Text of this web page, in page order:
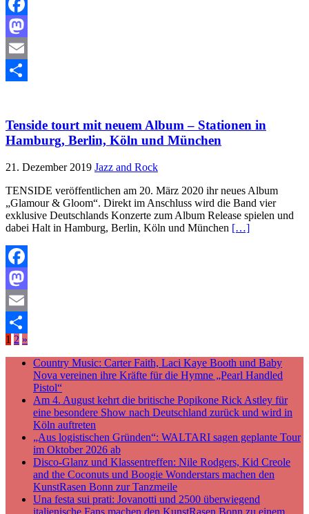
Facebook
Mastodon
Email
Tenside tourt mit neuem Album – Stationen in
Hamburg, Berlin, Köln und München
21. Dezember 2019 Jazz and Rock
TENSIDE veröffentlichen am 20. März 2020 ihr neues Album
„Glamour & Gloom“. Direkt im Anschluss wird die Band vier
exklusive Deutschlands Konzerte zum Album Release spielen und
dabei Halt in Hamburg, Berlin, Köln und München […]
Facebook
Mastodon
Email
Teilen
1 2 »
Country Music: Carter Faith, Laci Kaye Booth und Baby
Nova vereinen ihre Kräfte für die Hymne „Pearl Handled
Pistol“
Am 4. August kehrt die britische Popikone Rick Astley für
eine besondere Show nach Deutschland zurück und wird in
Köln auftreten
„Aus logistischen Gründen“: WALTARI sagen geplante Tour
im Oktober 2026 ab
Disco-Glanz und Klassentreffen: Nile Rodgers, Kid Creole
and the Coconuts und Boogie Wonderstars machen den
KunstRasen Bonn zur Tanzmeile
Una festa sui prati: Jovanotti und 2500 überwiegend
italienische Fans machen den KunstRasen Bonn zu einem